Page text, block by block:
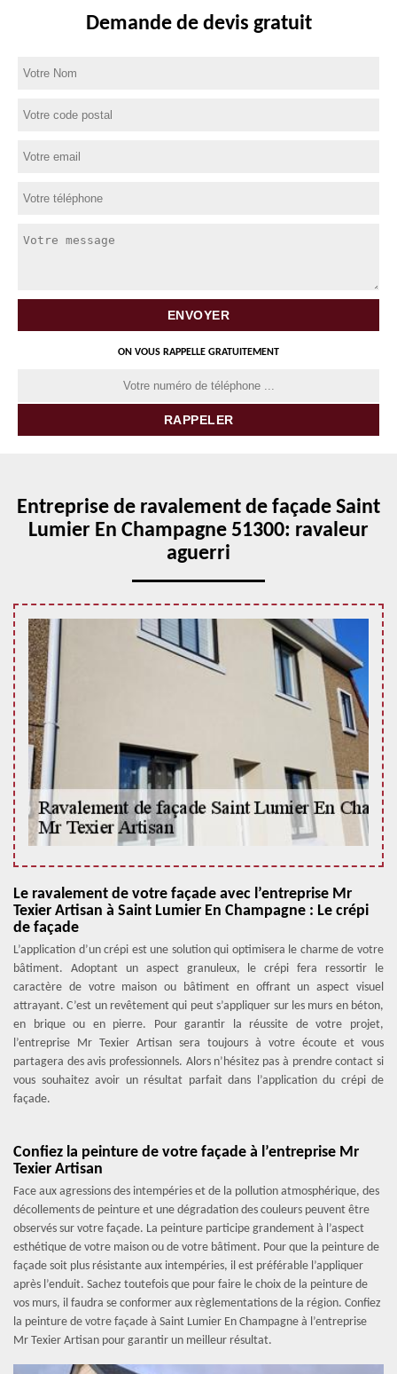
Demande de devis gratuit
ON VOUS RAPPELLE GRATUITEMENT
Entreprise de ravalement de façade Saint
Lumier En Champagne 51300: ravaleur
aguerri
Le ravalement de votre façade avec l’entreprise Mr
Texier Artisan à Saint Lumier En Champagne : Le crépi
de façade
L’application d’un crépi est une solution qui optimisera le charme de votre
bâtiment. Adoptant un aspect granuleux, le crépi fera ressortir le
caractère de votre maison ou bâtiment en offrant un aspect visuel
attrayant. C’est un revêtement qui peut s’appliquer sur les murs en béton,
en brique ou en pierre. Pour garantir la réussite de votre projet,
l’entreprise Mr Texier Artisan sera toujours à votre écoute et vous
partagera des avis professionnels. Alors n’hésitez pas à prendre contact si
vous souhaitez avoir un résultat parfait dans l’application du crépi de
façade.
Confiez la peinture de votre façade à l’entreprise Mr
Texier Artisan
Face aux agressions des intempéries et de la pollution atmosphérique, des
décollements de peinture et une dégradation des couleurs peuvent être
observés sur votre façade. La peinture participe grandement à l’aspect
esthétique de votre maison ou de votre bâtiment. Pour que la peinture de
façade soit plus résistante aux intempéries, il est préférable l’appliquer
après l’enduit. Sachez toutefois que pour faire le choix de la peinture de
vos murs, il faudra se conformer aux règlementations de la région. Confiez
la peinture de votre façade à Saint Lumier En Champagne à l’entreprise
Mr Texier Artisan pour garantir un meilleur résultat.